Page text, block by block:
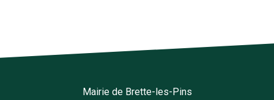
Mairie de Brette-les-Pins